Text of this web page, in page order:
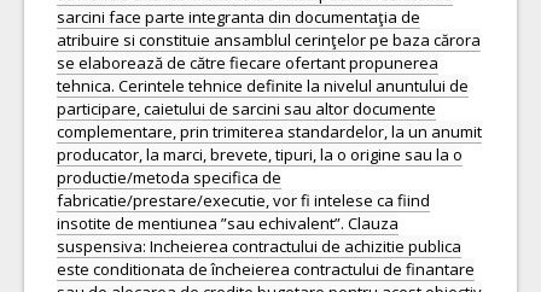
sarcini face parte integranta din documentaţia de
atribuire si constituie ansamblul cerinţelor pe baza cărora
se elaborează de către fiecare ofertant propunerea
tehnica. Cerintele tehnice definite la nivelul anuntului de
participare, caietului de sarcini sau altor documente
complementare, prin trimiterea standardelor, la un anumit
producator, la marci, brevete, tipuri, la o origine sau la o
productie/metoda specifica de
fabricatie/prestare/executie, vor fi intelese ca fiind
insotite de mentiunea ”sau echivalent”. Clauza
suspensiva: Incheierea contractului de achizitie publica
este conditionata de încheierea contractului de finantare